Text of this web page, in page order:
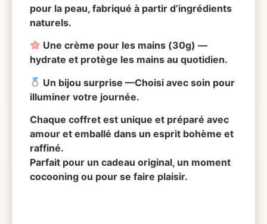
pour la peau, fabriqué à partir d’ingrédients
naturels.
Une crème pour les mains (30g) —
hydrate et protège les mains au quotidien.
Un bijou surprise —Choisi avec soin pour
illuminer votre journée.
Chaque coffret est unique et préparé avec
amour et emballé dans un esprit bohème et
raffiné.
Parfait pour un cadeau original, un moment
cocooning ou pour se faire plaisir.